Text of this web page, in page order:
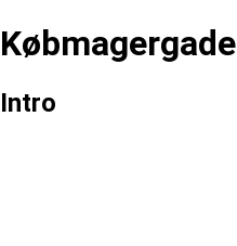
Købmagergade
Intro